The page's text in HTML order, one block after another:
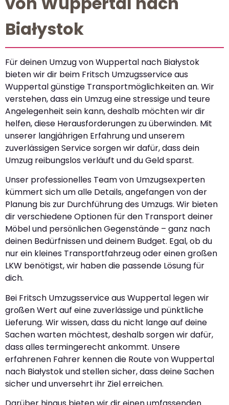
Białystok
Für deinen Umzug von Wuppertal nach Białystok
bieten wir dir beim Fritsch Umzugsservice aus
Wuppertal günstige Transportmöglichkeiten an. Wir
verstehen, dass ein Umzug eine stressige und teure
Angelegenheit sein kann, deshalb möchten wir dir
helfen, diese Herausforderungen zu überwinden. Mit
unserer langjährigen Erfahrung und unserem
zuverlässigen Service sorgen wir dafür, dass dein
Umzug reibungslos verläuft und du Geld sparst.
Unser professionelles Team von Umzugsexperten
kümmert sich um alle Details, angefangen von der
Planung bis zur Durchführung des Umzugs. Wir bieten
dir verschiedene Optionen für den Transport deiner
Möbel und persönlichen Gegenstände – ganz nach
deinen Bedürfnissen und deinem Budget. Egal, ob du
nur ein kleines Transportfahrzeug oder einen großen
LKW benötigst, wir haben die passende Lösung für
dich.
Bei Fritsch Umzugsservice aus Wuppertal legen wir
großen Wert auf eine zuverlässige und pünktliche
Lieferung. Wir wissen, dass du nicht lange auf deine
Sachen warten möchtest, deshalb sorgen wir dafür,
dass alles termingerecht ankommt. Unsere
erfahrenen Fahrer kennen die Route von Wuppertal
nach Białystok und stellen sicher, dass deine Sachen
sicher und unversehrt ihr Ziel erreichen.